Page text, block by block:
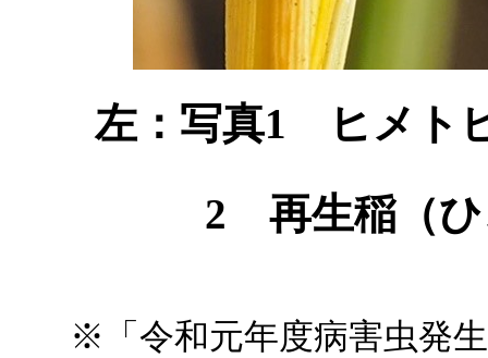
左：写真1 ヒメト
2 再生稲（ひ
※「令和元年度病害虫発